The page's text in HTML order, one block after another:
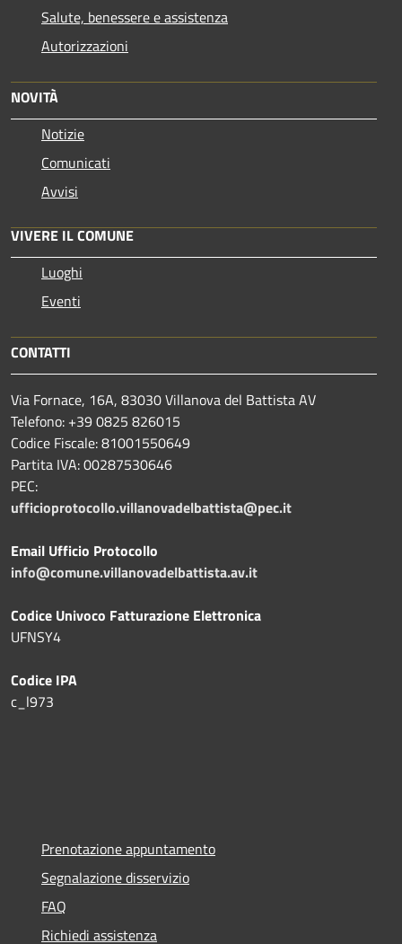
Salute, benessere e assistenza
Autorizzazioni
NOVITÀ
Notizie
Comunicati
Avvisi
VIVERE IL COMUNE
Luoghi
Eventi
CONTATTI
Via Fornace, 16A, 83030 Villanova del Battista AV
Telefono: +39 0825 826015
Codice Fiscale: 81001550649
Partita IVA: 00287530646
PEC:
ufficioprotocollo.villanovadelbattista@pec.it
Email Ufficio Protocollo
info@comune.villanovadelbattista.av.it
Codice Univoco Fatturazione Elettronica
UFNSY4
Codice IPA
c_l973
Prenotazione appuntamento
Segnalazione disservizio
FAQ
Richiedi assistenza